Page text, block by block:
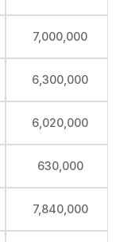
7,000,000
6,300,000
6,020,000
630,000
7,840,000